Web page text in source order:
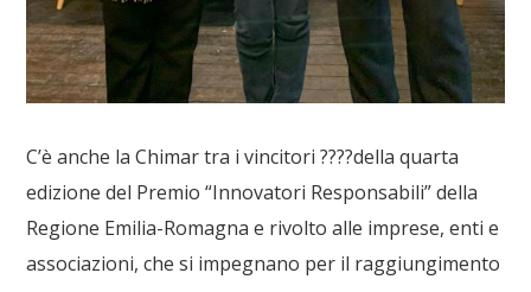
C’è anche la Chimar tra i vincitori????della quarta
edizione del Premio “Innovatori Responsabili” della
Regione Emilia-Romagna e rivolto alle imprese, enti e
associazioni, che si impegnano per il raggiungimento